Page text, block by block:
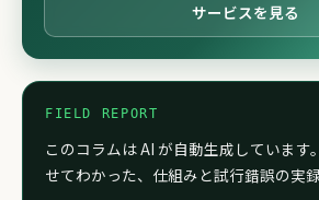
サービスを見る
FIELD REPORT
このコラムは AI が自動生成しています
せてわかった、仕組みと試行錯誤の実録